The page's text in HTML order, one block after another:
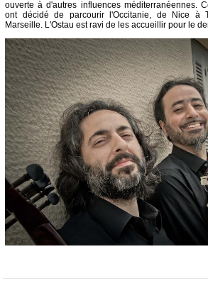
ouverte à d'autres influences méditerranéennes.
ont décidé de parcourir l'Occitanie, de Nice à
Marseille. L'Ostau est ravi de les accueillir pour le